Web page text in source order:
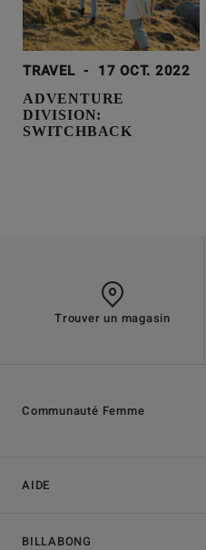
TRAVEL - 17 OCT. 2022
ADVENTURE
DIVISION:
SWITCHBACK
Trouver un magasin
AIDE
BILLABONG
Communauté Femme